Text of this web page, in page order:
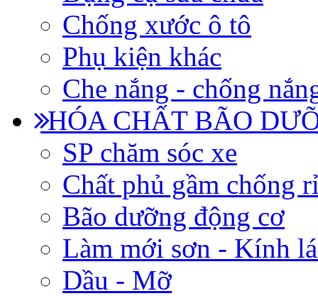
Chống xước ô tô
Phụ kiện khác
Che nắng - chống
HÓA CHẤT BÃO
SP chăm sóc xe
Chất phủ gầm chống
Bão dưỡng động cơ
Làm mới sơn - Kính
Dầu - Mỡ